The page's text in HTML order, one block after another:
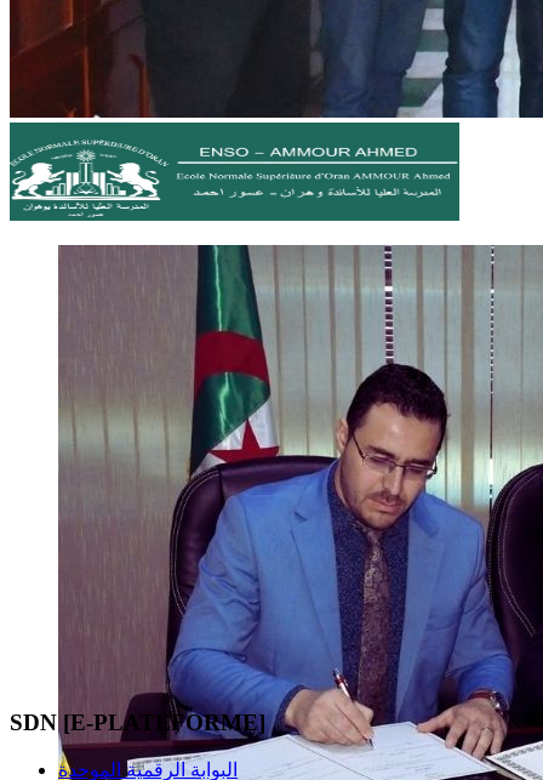
SDN [E-PLATEFORME]
البوابة الرقمية الموحدة